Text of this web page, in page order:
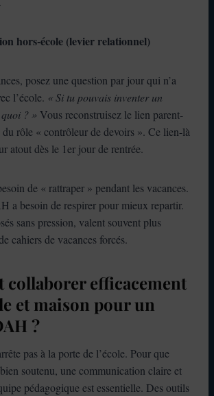
hors-école (levier relationnel)
posez une question par jour qui n’a
l’école. « Si tu pouvais inventer un
? » Vous reconstruisez le lien parent-
rôle « contrôleur de devoirs ». Ce lien-là
atout dès le 1er jour de rentrée.
de « rattraper » pendant les vacances.
a besoin de respirer pour mieux repartir.
sans pression, valent souvent plus
cahiers de vacances forcés.
collaborer efficacement
et maison pour un
?
pas à la porte de l’école. Pour que
soutenu, une communication claire et
pédagogique est essentielle. Des outils